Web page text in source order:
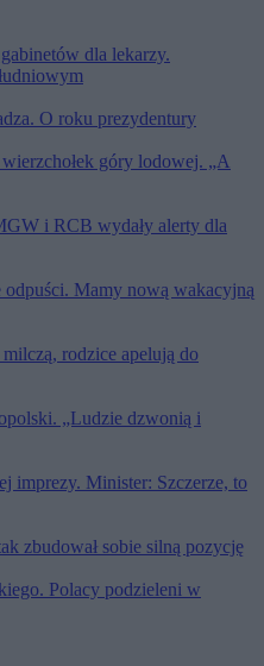
dla lekarzy.
O roku prezydentury
góry lodowej. „A
i RCB wydały alerty dla
odpuści. Mamy nową wakacyjną
rodzice apelują do
„Ludzie dzwonią i
imprezy. Minister: Szczerze, to
zbudował sobie silną pozycję
Polacy podzieleni w